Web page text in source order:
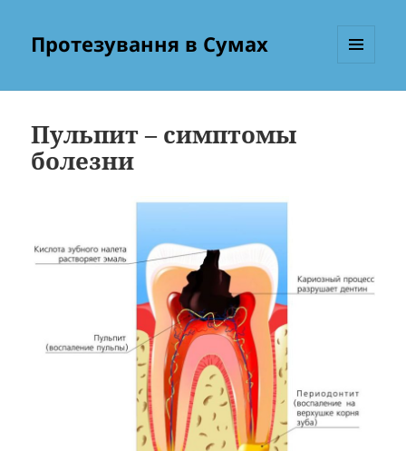
Протезування в Сумах
Пульпит – симптомы
болезни